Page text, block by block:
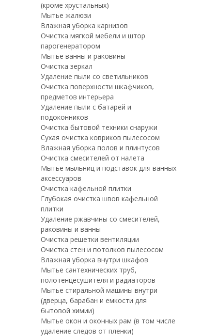
(кроме хрустальных)
Мытье жалюзи
Влажная уборка карнизов
Очистка мягкой мебели и штор
парогенератором
Мытье ванны и раковины
Очистка зеркал
Удаление пыли со светильников
Очистка поверхности шкафчиков,
предметов интерьера
Удаление пыли с батарей и
подоконников
Очистка бытовой техники снаружи
Сухая очистка ковриков пылесосом
Влажная уборка полов и плинтусов
Очистка смесителей от налета
Мытье мыльниц и подставок для ванных
аксессуаров
Очистка кафельной плитки
Глубокая очистка швов кафельной
плитки
Удаление ржавчины со смесителей,
раковины и ванны
Очистка решетки вентиляции
Очистка стен и потолков пылесосом
Влажная уборка внутри шкафов
Мытье сантехнических труб,
полотенцесушителя и радиаторов
Мытье стиральной машины внутри
(дверца, барабан и емкости для
бытовой химии)
Мытье окон и оконных рам (в том числе
удаление следов от пленки)